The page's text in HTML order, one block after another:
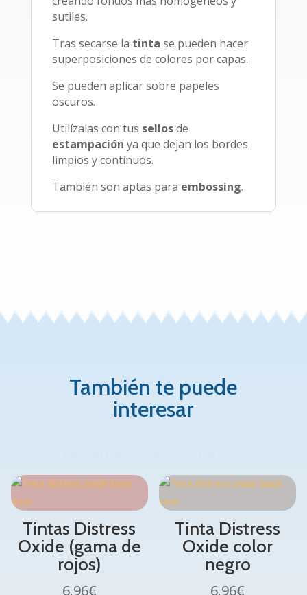
sutiles.
Tras secarse la tinta se pueden hacer
superposiciones de colores por capas.
Se pueden aplicar sobre papeles
oscuros.
Utilízalas con tus sellosde
estampación ya que dejan los bordes
limpios y continuos.
También son aptas para embossing.
También te puede
interesar
Tintas Distress
Oxide (gama de
rojos)
6.96€
Tinta Distress
Oxide color
negro
6.96€